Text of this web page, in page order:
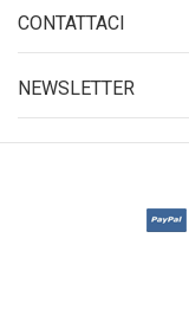
CONTATTACI
NEWSLETTER